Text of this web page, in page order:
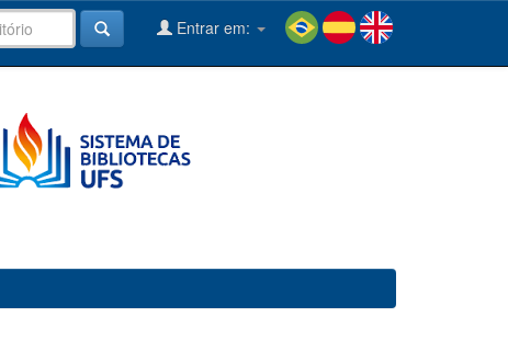
Entrar em: